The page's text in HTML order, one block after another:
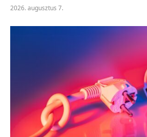
2026. augusztus 7.